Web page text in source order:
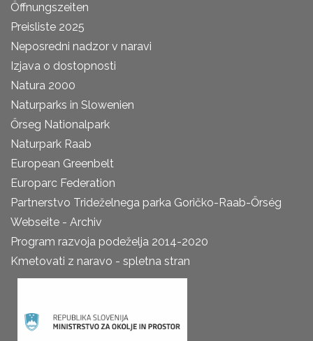
Öffnungszeiten
Preisliste 2025
Neposredni nadzor v naravi
Izjava o dostopnosti
Natura 2000
Naturparks in Slowenien
Őrseg Nationalpark
Naturpark Raab
European Greenbelt
Europarc Federation
Partnerstvo Trideželnega parka Goričko-Raab-Őrség
Webseite - Archiv
Program razvoja podeželja 2014-2020
Kmetovati z naravo - spletna stran